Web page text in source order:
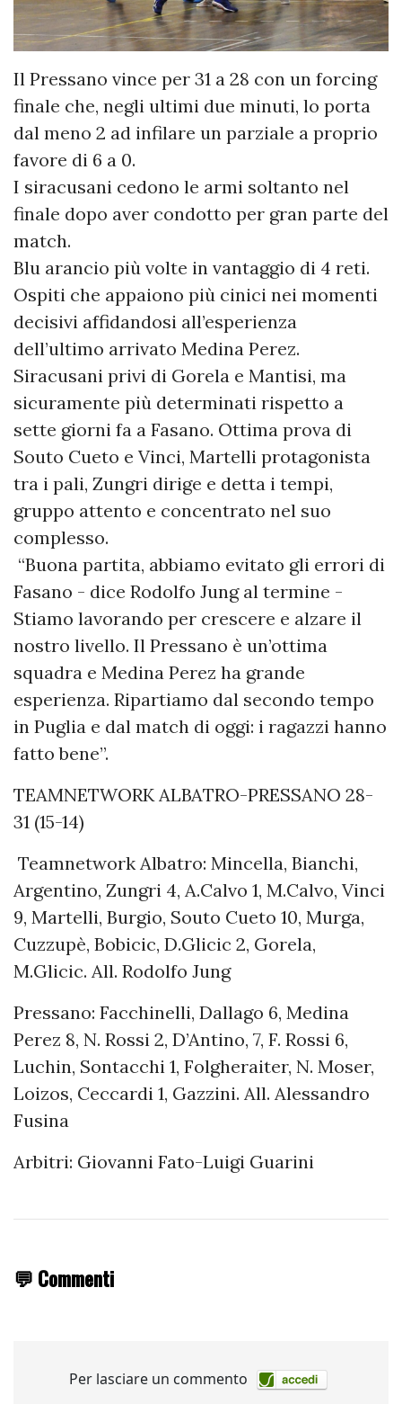
Il Pressano vince per 31 a 28 con un forcing
finale che, negli ultimi due minuti, lo porta
dal meno 2 ad infilare un parziale a proprio
favore di 6 a 0.
I siracusani cedono le armi soltanto nel
finale dopo aver condotto per gran parte del
match.
Blu arancio più volte in vantaggio di 4 reti.
Ospiti che appaiono più cinici nei momenti
decisivi affidandosi all’esperienza
dell’ultimo arrivato Medina Perez.
Siracusani privi di Gorela e Mantisi, ma
sicuramente più determinati rispetto a
sette giorni fa a Fasano. Ottima prova di
Souto Cueto e Vinci, Martelli protagonista
tra i pali, Zungri dirige e detta i tempi,
gruppo attento e concentrato nel suo
complesso.
“Buona partita, abbiamo evitato gli errori di
Fasano - dice Rodolfo Jung al termine -
Stiamo lavorando per crescere e alzare il
nostro livello. Il Pressano è un’ottima
squadra e Medina Perez ha grande
esperienza. Ripartiamo dal secondo tempo
in Puglia e dal match di oggi: i ragazzi hanno
fatto bene”.
TEAMNETWORK ALBATRO-PRESSANO 28-
31 (15-14)
Teamnetwork Albatro: Mincella, Bianchi,
Argentino, Zungri 4, A.Calvo 1, M.Calvo, Vinci
9, Martelli, Burgio, Souto Cueto 10, Murga,
Cuzzupè, Bobicic, D.Glicic 2, Gorela,
M.Glicic. All. Rodolfo Jung
Pressano: Facchinelli, Dallago 6, Medina
Perez 8, N. Rossi 2, D’Antino, 7, F. Rossi 6,
Luchin, Sontacchi 1, Folgheraiter, N. Moser,
Loizos, Ceccardi 1, Gazzini. All. Alessandro
Fusina
Arbitri: Giovanni Fato-Luigi Guarini
💬 Commenti